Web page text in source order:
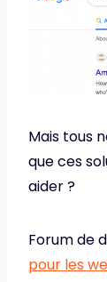
Mais tous
que ces
aider ?
Forum de
pour les